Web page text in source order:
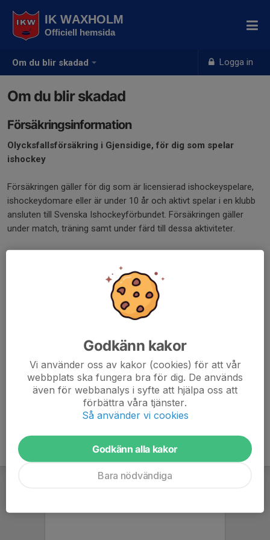
Om du blir skadad Logga in
IK WAXHOLM
Officiell hemsida
Om du blir skadad
Försäkringsinformation
Olycksfalls­försäkring i Gjensidige, för dig som spelar
ishockey
Försäkringen gäller för dig som är licensierad ishockeyspelare,
ishockeydomare eller är under 10 år och aktivt spelar i en klubb
ansluten till Svenska Ishockeyförbundet. Försäkringen gäller
under match, träning samt under färd till dessa aktiviteter.
lags hemsida. Alla aktiva spelare på hemsidan registreras varje
säsong i Svensk Ishockeys gemensamma register, TSM. Den
registreringen samt betalning av medlems och spelaravgift till
föreningen gör att du som aktiv är försäkrad genom ett
Kontrollera även din hemförsäkring vad som gäller.
Information och skadeanmälan
Gjensidige Försäkring
Godkänn kakor
Vi använder oss av kakor (cookies) för att vår
webbplats ska fungera bra för dig. De används
även för webbanalys i syfte att hjälpa oss att
förbättra våra tjänster.
Så använder vi cookies
Godkänn alla kakor
Bara nödvändiga